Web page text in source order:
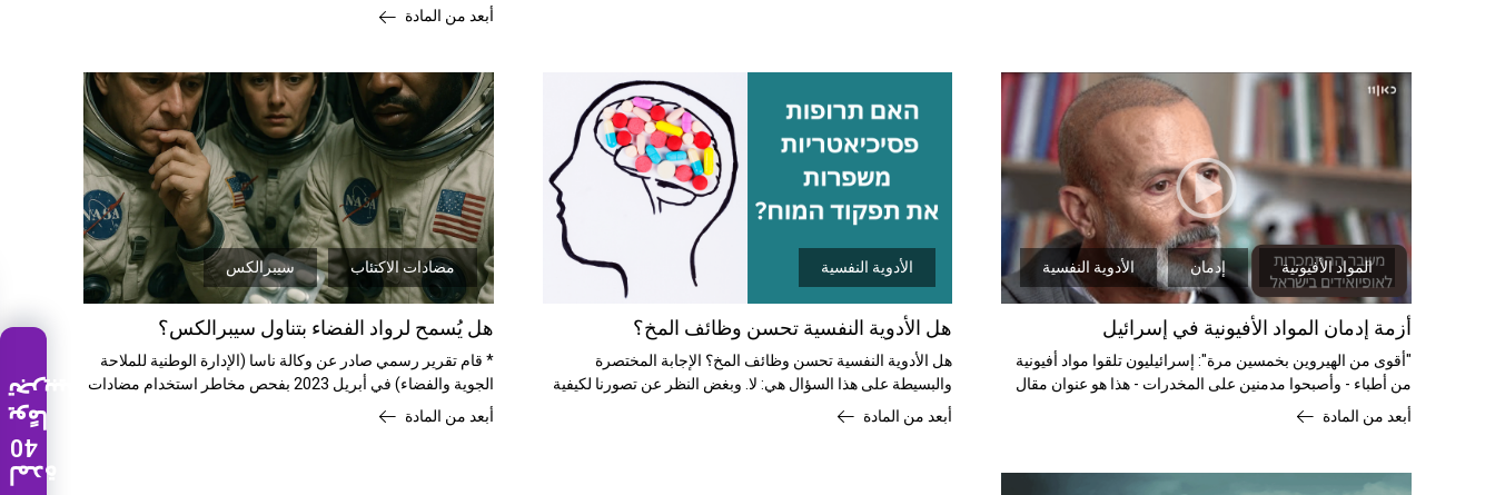
أبعد من المادة
المواد الأفيونية إدمان الأدوية النفسية
أزمة إدمان المواد الأفيونية في إسرائيل
"أقوى من الهيروين بخمسين مرة": إسرائيليون تلقوا مواد أفيونية
من أطباء - وأصبحوا مدمنين على المخدرات - هذا هو عنوان مقال
في "كان نيوز" حول الأزمة
أبعد من المادة
الأدوية النفسية
هل الأدوية النفسية تحسن وظائف المخ؟
هل الأدوية النفسية تحسن وظائف المخ؟ الإجابة المختصرة
والبسيطة على هذا السؤال هي: لا. وبغض النظر عن تصورنا لكيفية
عمل الأدوية النفسية،
أبعد من المادة
مضادات الاكتئاب سيبرالكس
هل يُسمح لرواد الفضاء بتناول سيبرالكس؟
* قام تقرير رسمي صادر عن وكالة ناسا (الإدارة الوطنية للملاحة
الجوية والفضاء) في أبريل 2023 بفحص مخاطر استخدام مضادات
الاكتئاب SSRI.
أبعد من المادة
لمدة
40
يومًا
تجريبية